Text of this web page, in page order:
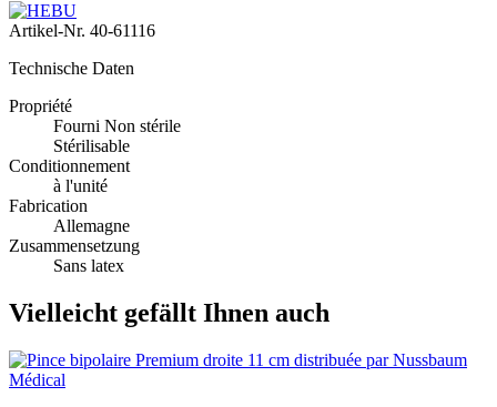
Artikel-Nr. 40-61116
Technische Daten
Propriété
Fourni Non stérile
Stérilisable
Conditionnement
à l'unité
Fabrication
Allemagne
Zusammensetzung
Sans latex
Vielleicht gefällt Ihnen auch